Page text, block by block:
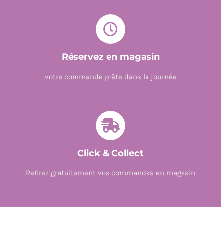
Réservez en magasin
votre commande prête dans la journée
Click & Collect
Retirez gratuitement vos commandes en magasin